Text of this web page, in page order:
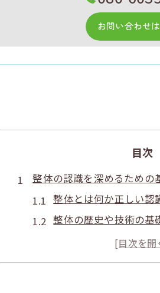
お問い合わせ
目次
整体の認識を深めるための
整体とは何か正しい認
整体の歴史や技術の基
整体と他手技療法との
整体技術や資格取得の